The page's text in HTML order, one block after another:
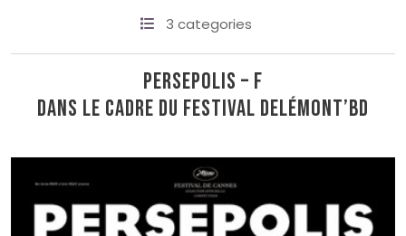
3 categories
Persepolis – F
Dans le cadre du festival Delémont’BD